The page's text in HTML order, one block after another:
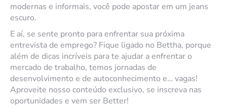
modernas e informais, você pode apostar em um jeans
escuro.
E aí, se sente pronto para enfrentar sua próxima
entrevista de emprego? Fique ligado no Bettha, porque
além de dicas incríveis para te ajudar a enfrentar o
mercado de trabalho, temos jornadas de
desenvolvimento e de autoconhecimento e… vagas!
Aproveite nosso conteúdo exclusivo, se inscreva nas
oportunidades e vem ser Better!